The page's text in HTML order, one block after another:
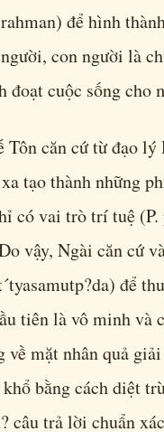
để hình
con người là
đoạt cuộc sống cho
căn cứ từ đạo
tạo thành những
có vai trò trí tuệ
vậy, Ngài căn cứ
để
tiên là vô minh
về mặt nhân quả
bằng cách diệt
câu trả lời chuẩn